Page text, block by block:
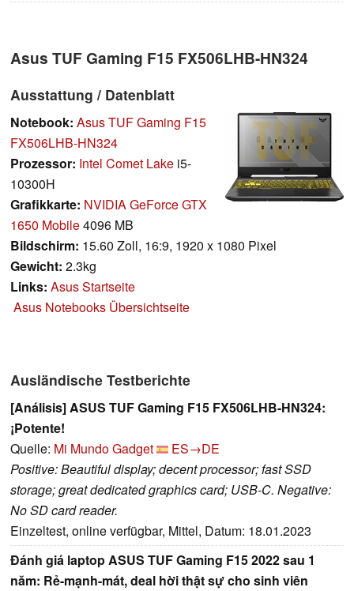
Asus TUF Gaming F15 FX506LHB-HN324
Ausstattung / Datenblatt
Notebook: Asus TUF Gaming F15
FX506LHB-HN324
Prozessor: Intel Comet Lake i5-
10300H
Grafikkarte: NVIDIA GeForce GTX
1650 Mobile4096 MB
Bildschirm: 15.60 Zoll, 16:9, 1920 x 1080 Pixel
Gewicht: 2.3kg
Links: Asus Startseite
Asus Notebooks Übersichtseite
Ausländische Testberichte
[Análisis] ASUS TUF Gaming F15 FX506LHB-HN324:
¡Potente!
Quelle: Mi Mundo Gadget
ES→DE
Positive: Beautiful display; decent processor; fast SSD
storage; great dedicated graphics card; USB-C. Negative:
No SD card reader.
Einzeltest, online verfügbar, Mittel, Datum: 18.01.2023
Đánh giá laptop ASUS TUF Gaming F15 2022 sau 1
năm: Rẻ-mạnh-mát, deal hời thật sự cho sinh viên